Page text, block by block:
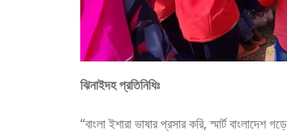
ঝিনাইদহ প্রতিনিধিঃ
“বাংলা ইশারা ভাষার প্রসার করি, স্মার্ট